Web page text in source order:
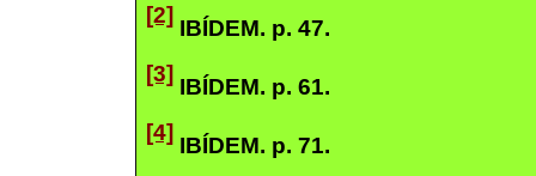
[2]
IBÍDEM. p. 47.
[3]
IBÍDEM. p. 61.
[4]
IBÍDEM. p. 71.